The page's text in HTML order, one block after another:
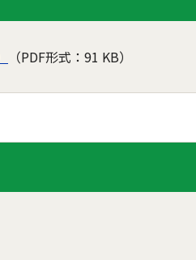
（PDF形式：91 KB）